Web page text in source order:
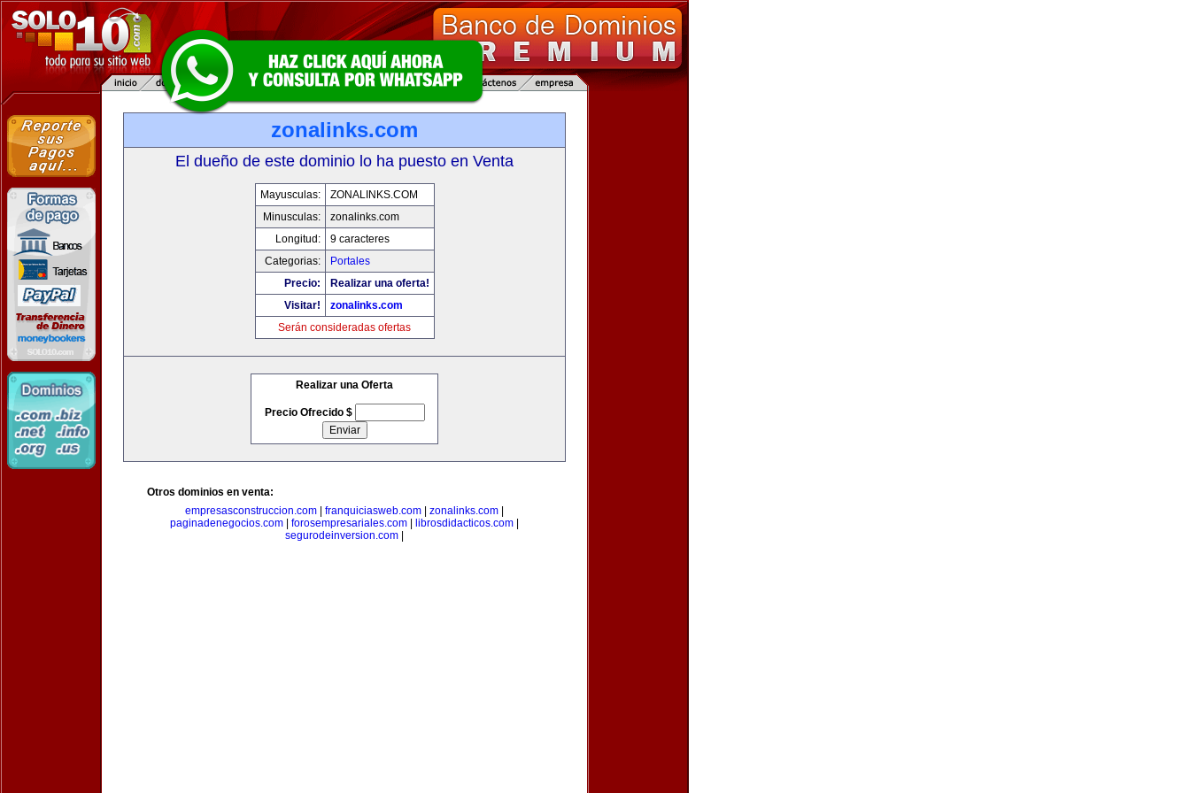
zonalinks.com
El dueño de este dominio lo ha puesto en Venta
Mayusculas:
ZONALINKS.COM
Minusculas:
zonalinks.com
Longitud:
9 caracteres
Categorias:
Portales
Precio:
Realizar una oferta!
Visitar!
zonalinks.com
Serán consideradas ofertas
Realizar una Oferta
Precio Ofrecido $
Otros dominios en venta:
empresasconstruccion.com
franquiciasweb.com zonalinks.com
paginadenegocios.com
forosempresariales.com librosdidacticos.com
segurodeinversion.com